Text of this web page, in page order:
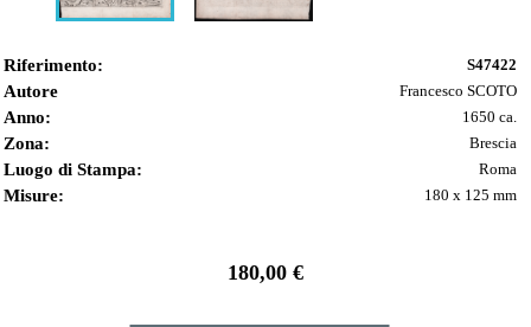
Riferimento: S47422
Autore Francesco SCOTO
Anno: 1650 ca.
Zona: Brescia
Luogo di Stampa: Roma
Misure: 180 x 125 mm
180,00 €